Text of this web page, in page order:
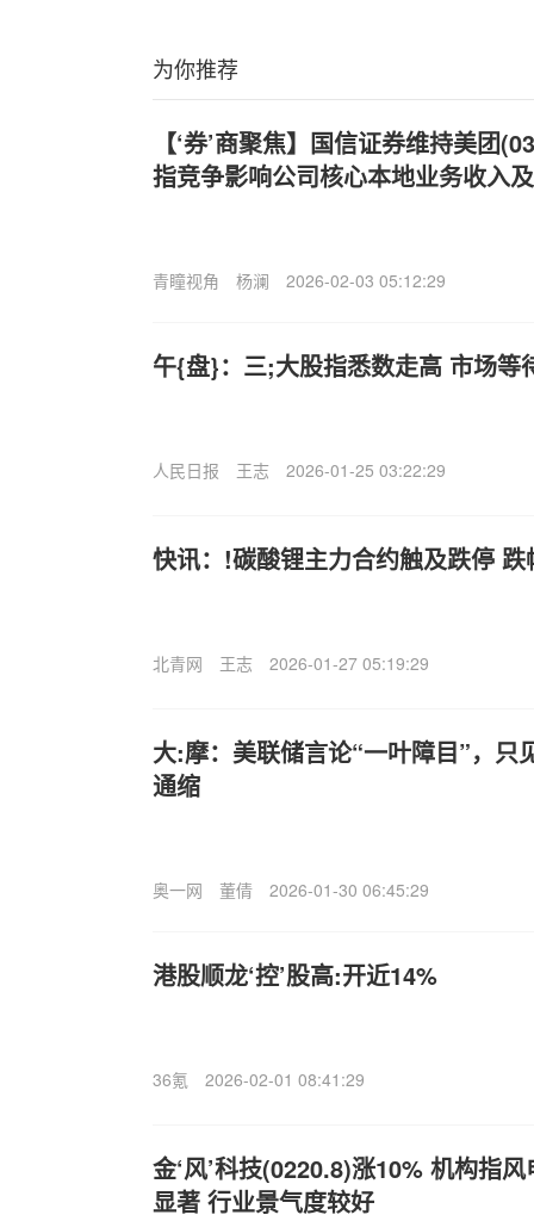
为你推荐
【‘券’商聚焦】国信证券维持美团
指竞争影响公司核心本地业务收入
青瞳视角 杨澜 2026-02-03 05:12:29
午{盘}：三;大股指悉数走高 市场等
人民日报 王志 2026-01-25 03:22:29
快讯：!碳酸锂主力合约触及跌停 跌
北青网 王志 2026-01-27 05:19:29
大:摩：美联储言论“一叶障目”，只
通缩
奥一网 董倩 2026-01-30 06:45:29
港股顺龙‘控’股高:开近14%
36氪 2026-02-01 08:41:29
金‘风’科技(0220.8)涨10% 机构指
显著 行业景气度较好